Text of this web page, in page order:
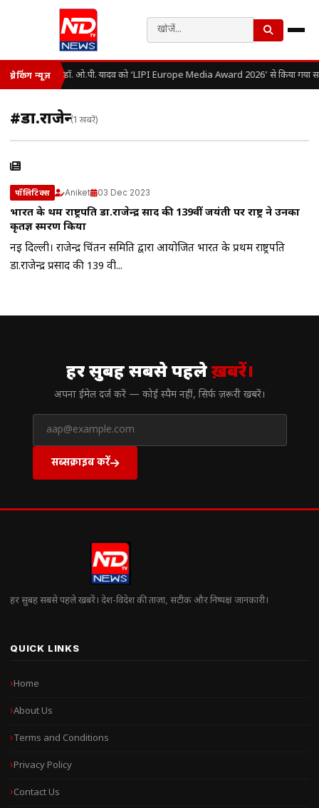
ब्रेकिंग न्यूज़ डॉ. ओ.पी. यादव को ‘LIPI Europe Media Award 2026’ से किया गया
#डा.राजेन्द्र(1 खबरें)
पॉलिटिक्स Aniket 03 Dec 2023
भारत के प्रथम राष्ट्रपति डा.राजेन्द्र प्रसाद की 139वीं जयंती पर राष्ट्र ने उनका
कृतज्ञ स्मरण किया
नई दिल्ली। राजेन्द्र चिंतन समिति द्वारा आयोजित भारत के प्रथम राष्ट्रपति
डा.राजेन्द्र प्रसाद की 139 वी...
हर सुबह सबसे पहलेख़बरें।
अपना ईमेल दर्ज करें — कोई स्पैम नहीं, सिर्फ ज़रूरी खबरें।
सब्सक्राइब करें
हर सुबह सबसे पहले खबरें। देश-विदेश की ताज़ा, सटीक और निष्पक्ष जानकारी।
QUICK LINKS
Home
About Us
Terms and Conditions
Privacy Policy
Contact Us